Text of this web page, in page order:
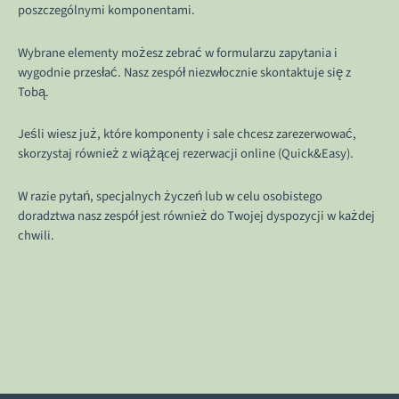
poszczególnymi komponentami.
Wybrane elementy możesz zebrać w formularzu zapytania i
wygodnie przesłać. Nasz zespół niezwłocznie skontaktuje się z
Tobą.
Jeśli wiesz już, które komponenty i sale chcesz zarezerwować,
skorzystaj również z wiążącej rezerwacji online (Quick&Easy).
W razie pytań, specjalnych życzeń lub w celu osobistego
doradztwa nasz zespół jest również do Twojej dyspozycji w każdej
chwili.